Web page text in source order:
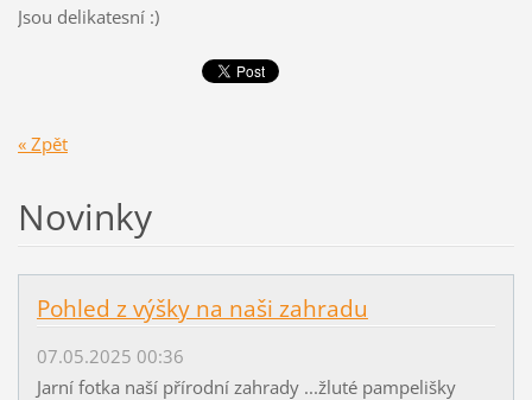
Jsou delikatesní :)
« Zpět
Novinky
Pohled z výšky na naši zahradu
07.05.2025 00:36
Jarní fotka naší přírodní zahrady ...žluté pampelišky